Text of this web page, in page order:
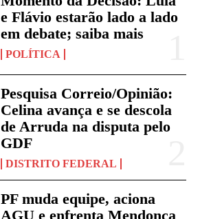
e Flávio estarão lado a lado
em debate; saiba mais
POLÍTICA
Pesquisa Correio/Opinião:
Celina avança e se descola
de Arruda na disputa pelo
GDF
DISTRITO FEDERAL
PF muda equipe, aciona
AGU e enfrenta Mendonça